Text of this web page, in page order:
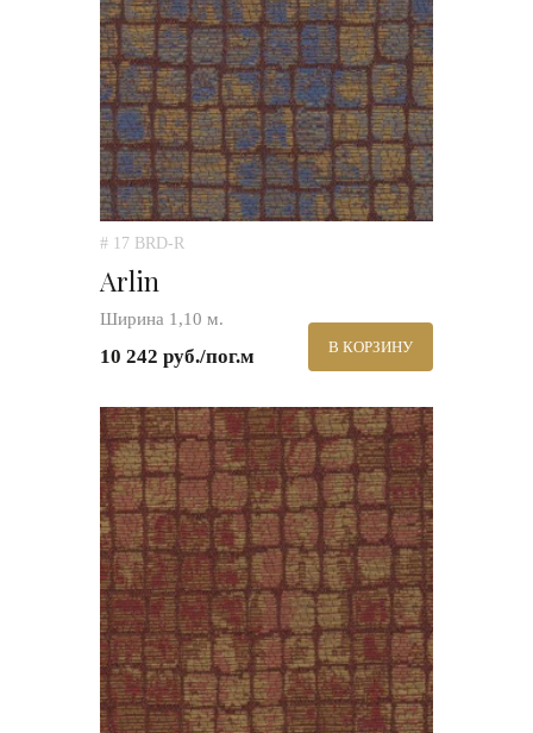
# 17 BRD-R
Arlin
Ширина 1,10 м.
10 242 руб./пог.м В КОРЗИНУ